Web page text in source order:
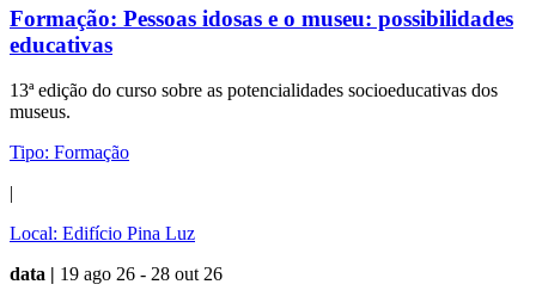
Formação: Pessoas idosas e o museu: possibilidades
educativas
13ª edição do curso sobre as potencialidades socioeducativas dos
museus.
Tipo: Formação
|
Local: Edifício Pina Luz
data | 19 ago 26 - 28 out 26